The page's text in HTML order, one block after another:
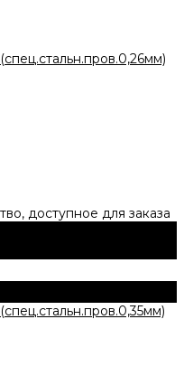
доступное для заказа